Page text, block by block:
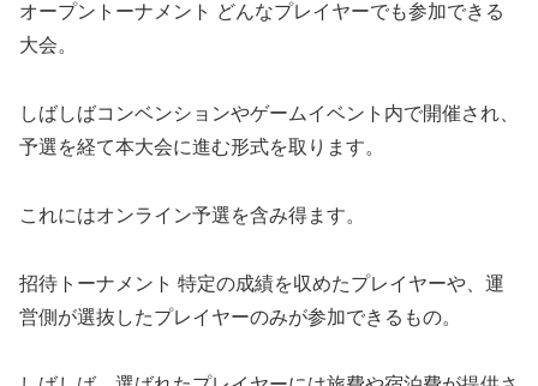
オープントーナメント どんなプレイヤーでも参加できる
大会。
しばしばコンベンションやゲームイベント内で開催され、
予選を経て本大会に進む形式を取ります。
これにはオンライン予選を含み得ます。
招待トーナメント 特定の成績を収めたプレイヤーや、運
営側が選抜したプレイヤーのみが参加できるもの。